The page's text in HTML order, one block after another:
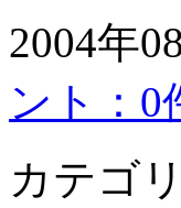
2004年
ント：0
カテゴ